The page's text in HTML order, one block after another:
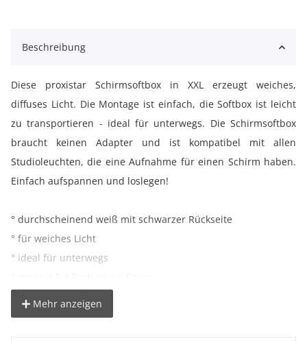
Beschreibung
Diese proxistar Schirmsoftbox in XXL erzeugt weiches,
diffuses Licht. Die Montage ist einfach, die Softbox ist leicht
zu transportieren - ideal für unterwegs. Die Schirmsoftbox
braucht keinen Adapter und ist kompatibel mit allen
Studioleuchten, die eine Aufnahme für einen Schirm haben.
Einfach aufspannen und loslegen!
° durchscheinend weiß mit schwarzer Rückseite
° für weiches Licht
° ideal für unterwegs
Technische Daten:
Mehr anzeigen